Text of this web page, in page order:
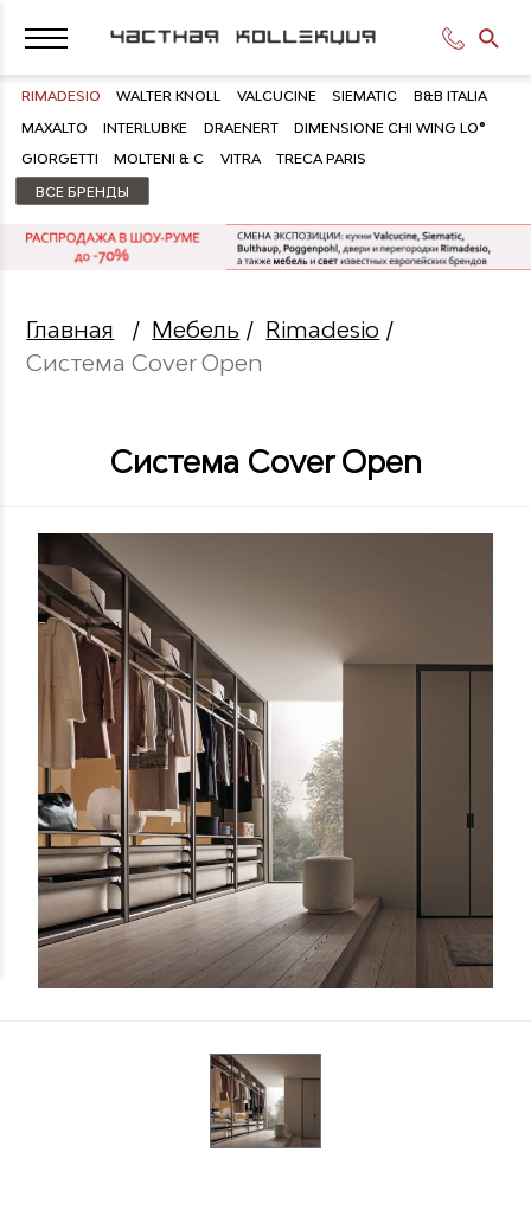
RIMADESIO WALTER KNOLL VALCUCINE SIEMATIC B&B ITALIA
MAXALTO INTERLUBKE DRAENERT DIMENSIONE CHI WING LO®
GIORGETTI MOLTENI & C VITRA TRECA PARIS
ВСЕ БРЕНДЫ
Главная / Мебель / Rimadesio /
Система Cover Open
Система Cover Open